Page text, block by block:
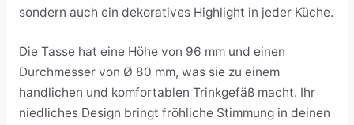
sondern auch ein dekoratives Highlight in jeder Küche.
Die Tasse hat eine Höhe von 96 mm und einen
Durchmesser von Ø 80 mm, was sie zu einem
handlichen und komfortablen Trinkgefäß macht. Ihr
niedliches Design bringt fröhliche Stimmung in deinen